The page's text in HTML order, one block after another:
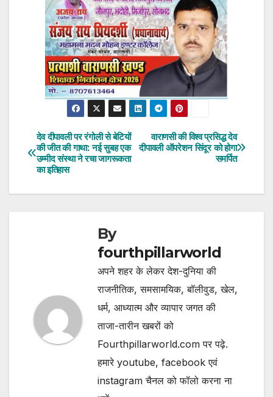
Post
navigation
वाराणसी की विश्व प्रसिद्ध देव
दीपावली ऑपरेशन सिंदूर को होगा
समर्पित
देव दीपावली पर रंगोली से बेटियों
की जीत की गाथा: नई सुबह एक
उम्मीद संस्था ने रचा जागरूकता
का इतिहास
By
fourthpillarworld
अपने शहर के लेकर देश-दुनिया की
राजनीतिक, समसामयिक, बॉलीवुड, खेल,
धर्म, आध्यात्म और व्यापार जगत की
ताजा-तारीन खबरों को
Fourthpillarworld.com पर पढ़े.
हमारे youtube, facebook एवं
instagram चैनल को फॉलो करना ना